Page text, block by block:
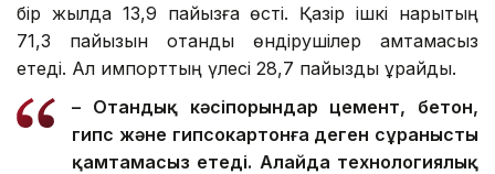
бір жылда 13,9 пайызға өсті. Қазір ішкі нарықтың
71,3 пайызын отандық өндірушілер қамтамасыз
етеді. Ал импорттың үлесі 28,7 пайызды құрайды.
– Отандық кәсіпорындар цемент, бетон,
гипс және гипсокартонға деген сұранысты
қамтамасыз етеді. Алайда технологиялық